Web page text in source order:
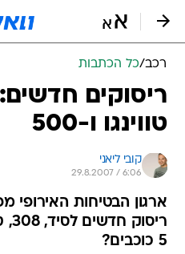
רכב/כל הכתבות
טווינגו ו-500
קובי ליאני
29.8.2007 / 6:06
ארגון הבטיחות האירופי
5 כוכבים?